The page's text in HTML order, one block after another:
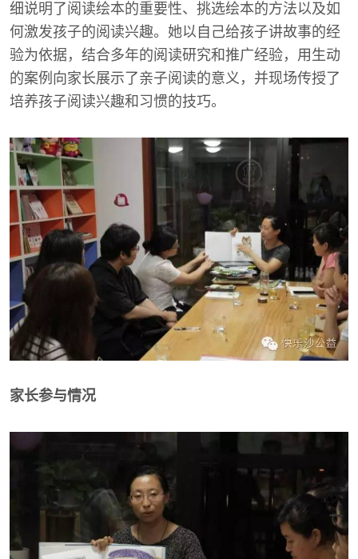
细说明了阅读绘本的重要性、挑选绘本的方法以及如
何激发孩子的阅读兴趣。她以自己给孩子讲故事的经
验为依据，结合多年的阅读研究和推广经验，用生动
的案例向家长展示了亲子阅读的意义，并现场传授了
培养孩子阅读兴趣和习惯的技巧。
家长参与情况